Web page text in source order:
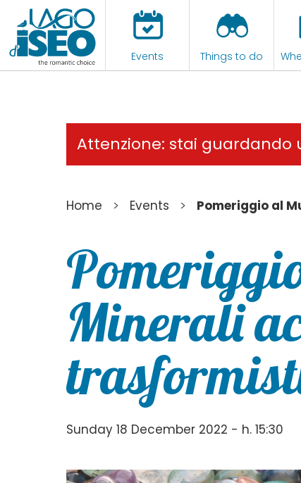
Events Things to do
Attenzione: stai guardando
Home > Events > Pomeriggio al
Minerali
Sunday 18 December 2022 - h. 15:30